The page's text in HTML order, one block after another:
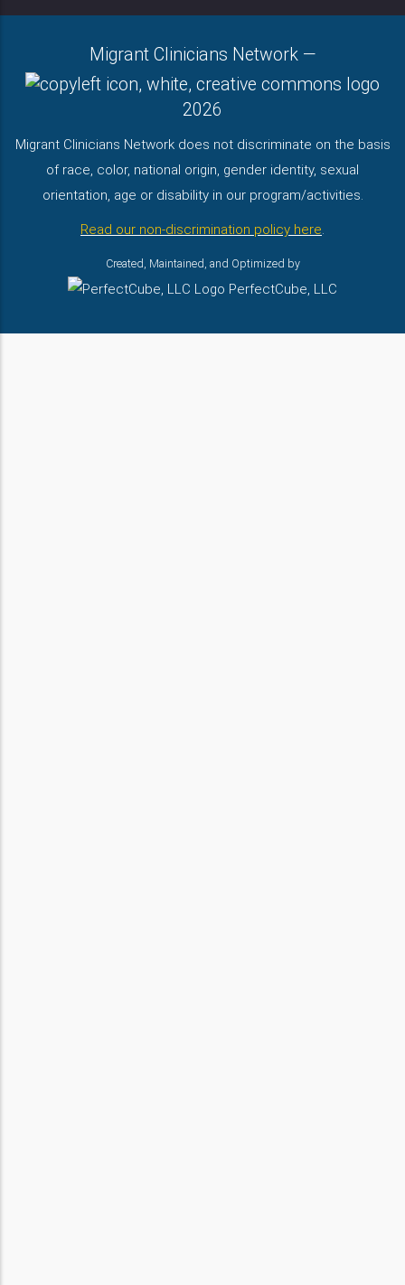
Migrant Clinicians Network —
2026
Migrant Clinicians Network does not discriminate on the basis
of race, color, national origin, gender identity, sexual
orientation, age or disability in our program/activities.
Read our non-discrimination policy here.
Created, Maintained, and Optimized by
PerfectCube, LLC